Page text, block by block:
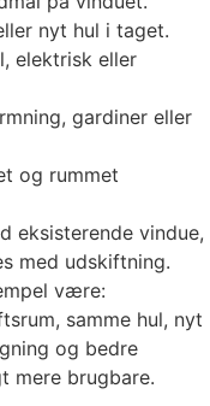
nyt hul i taget.
elektrisk eller
gardiner eller
og rummet
eksisterende vindue,
med udskiftning.
være:
samme hul, nyt
og bedre
mere brugbare.